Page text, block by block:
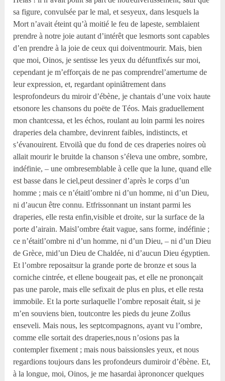
sa figure, convulsée par le mal, et sesyeux, dans lesquels la
Mort n’avait éteint qu’à moitié le feu de lapeste, semblaient
prendre à notre joie autant d’intérêt que lesmorts sont capables
d’en prendre à la joie de ceux qui doiventmourir. Mais, bien
que moi, Oinos, je sentisse les yeux du défuntfixés sur moi,
cependant je m’efforçais de ne pas comprendrel’amertume de
leur expression, et, regardant opiniâtrement dans
lesprofondeurs du miroir d’ébène, je chantais d’une voix haute
etsonore les chansons du poëte de Téos. Mais graduellement
mon chantcessa, et les échos, roulant au loin parmi les noires
draperies dela chambre, devinrent faibles, indistincts, et
s’évanouirent. Etvoilà que du fond de ces draperies noires où
allait mourir le bruitde la chanson s’éleva une ombre, sombre,
indéfinie, – une ombresemblable à celle que la lune, quand elle
est basse dans le ciel,peut dessiner d’après le corps d’un
homme ; mais ce n’étaitl’ombre ni d’un homme, ni d’un Dieu,
ni d’aucun être connu. Etfrissonnant un instant parmi les
draperies, elle resta enfin,visible et droite, sur la surface de la
porte d’airain. Maisl’ombre était vague, sans forme, indéfinie ;
ce n’étaitl’ombre ni d’un homme, ni d’un Dieu, – ni d’un Dieu
de Grèce, mid’un Dieu de Chaldée, ni d’aucun Dieu égyptien.
Et l’ombre reposaitsur la grande porte de bronze et sous la
corniche cintrée, et ellene bougeait pas, et elle ne prononçait
pas une parole, mais elle sefixait de plus en plus, et elle resta
immobile. Et la porte surlaquelle l’ombre reposait était, si je
m’en souviens bien, toutcontre les pieds du jeune Zoïlus
enseveli. Mais nous, les septcompagnons, ayant vu l’ombre,
comme elle sortait des draperies,nous n’osions pas la
contempler fixement ; mais nous baissionsles yeux, et nous
regardions toujours dans les profondeurs dumiroir d’ébène. Et,
à la longue, moi, Oinos, je me hasardai àprononcer quelques